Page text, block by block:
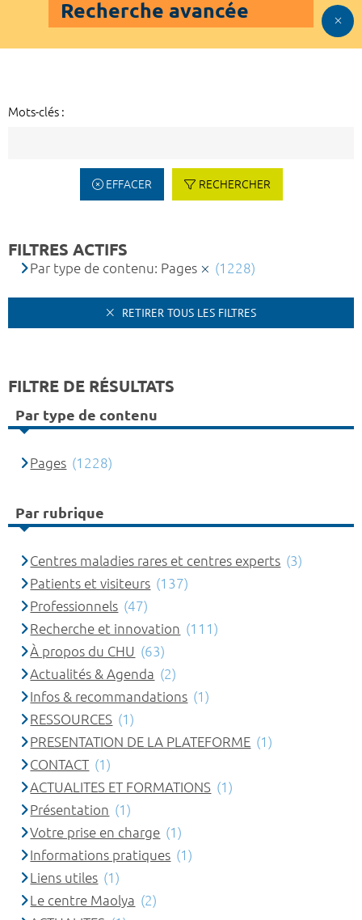
Recherche avancée
Mots-clés :
EFFACER RECHERCHER
FILTRES ACTIFS
Par type de contenu: Pages (1228)
RETIRER TOUS LES FILTRES
FILTRE DE RÉSULTATS
Par type de contenu
Pages (1228)
Par rubrique
Centres maladies rares et centres experts (3)
Patients et visiteurs (137)
Professionnels (47)
Recherche et innovation (111)
À propos du CHU (63)
Actualités & Agenda (2)
Infos & recommandations (1)
RESSOURCES (1)
PRESENTATION DE LA PLATEFORME (1)
CONTACT (1)
ACTUALITES ET FORMATIONS (1)
Présentation (1)
Votre prise en charge (1)
Informations pratiques (1)
Liens utiles (1)
Le centre Maolya (2)